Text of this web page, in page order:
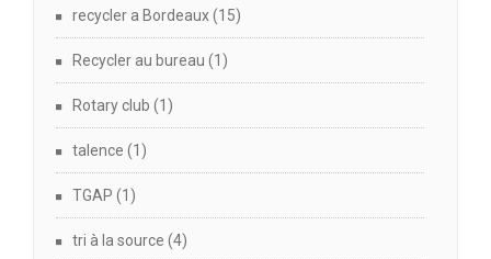
recycler a Bordeaux(15)
Recycler au bureau (1)
Rotary club (1)
talence (1)
TGAP (1)
tri à la source (4)